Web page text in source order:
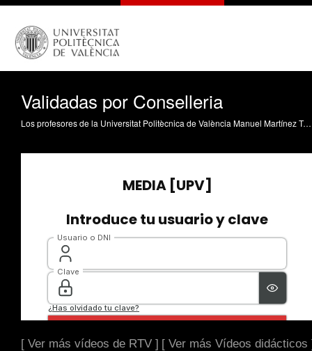
Validadas por Conselleria
Los profesores de la Universitat Politècnica de València Manuel Martínez Torán y Raúl Romeu han participado en el diseño de la pantalla de protección que ha sido validado para impresión 3D por la Conselleria de Sanitat Universal i Salut Pública, mientras dure esta situación de excepcionalidad por el COVID-19. En concreto, el equipo ha conseguido fijar unos parámetros de impresión y ha coordinado un manual donde se explica la configuración idónea para la fabricación de las viseras y su posterior ensamblaje. Esta iniciativa surge a instancias de la comisión que coordina la Conselleria de Sanitat y en la que participan la Universitat Politècnica de València, la Dirección General de Industria de la Generalitat Valenciana, la Universitat de València, el Colegio Oficial de Ingenieros Técnicos Industriales de Valencia (COGITI Valencia), la empresa Talent Growth Management y la coordinadora de Coronavirus Makers, entre otras organizaciones.
[ Ver más vídeos de RTV ] [ Ver más Vídeos didácticos